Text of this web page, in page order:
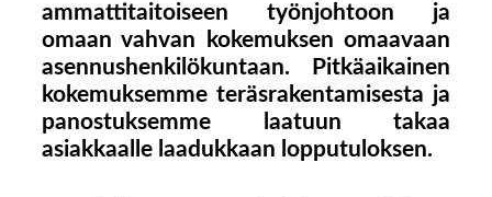
ammattitaitoiseen työnjohtoon ja
omaan vahvan kokemuksen omaavaan
asennushenkilökuntaan. Pitkäaikainen
kokemuksemme teräsrakentamisesta ja
panostuksemme laatuun takaa
asiakkaalle laadukkaan lopputuloksen.